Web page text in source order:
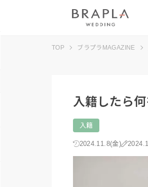
TOP ブラプラMAGAZINE
入籍したら
入籍
2024.11.8(金)